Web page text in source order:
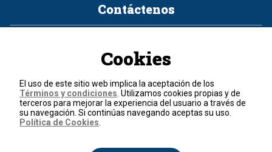
Contáctenos
Política de cookies
Términos y condiciones
© 2026, RCN Medios.
Todos los derechos reservados.
Cookies
El uso de este sitio web implica la aceptación de los
Términos y condiciones . Utilizamos cookies propias y de
terceros para mejorar la experiencia del usuario a través de
su navegación. Si continúas navegando aceptas su uso.
Política de Cookies